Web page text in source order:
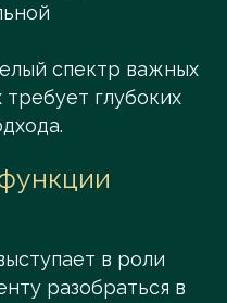
спектр важных
требует глубоких
в роли
разобраться в